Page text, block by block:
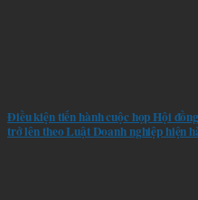
Điều kiện tiến hành cuộc họp Hội
trở lên theo Luật Doanh nghiệp hiện